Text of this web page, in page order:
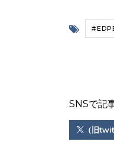
SNSで記
（旧